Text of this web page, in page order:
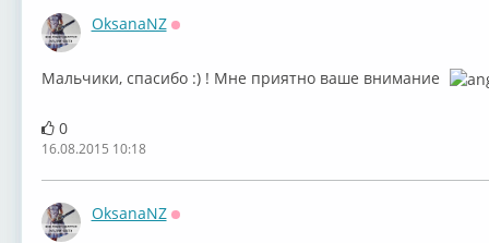
OksanaNZ
Мальчики, спасибо :) ! Мне приятно ваше внимание
0
16.08.2015 10:18
OksanaNZ